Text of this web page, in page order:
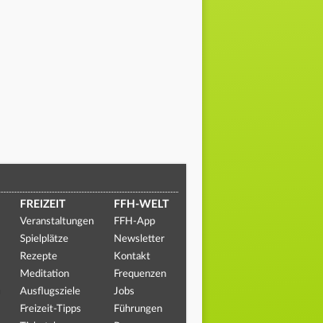
FREIZEIT
Veranstaltungen
Spielplätze
Rezepte
Meditation
Ausflugsziele
Freizeit-Tipps
FFH-WELT
FFH-App
Newsletter
Kontakt
Frequenzen
Jobs
Führungen